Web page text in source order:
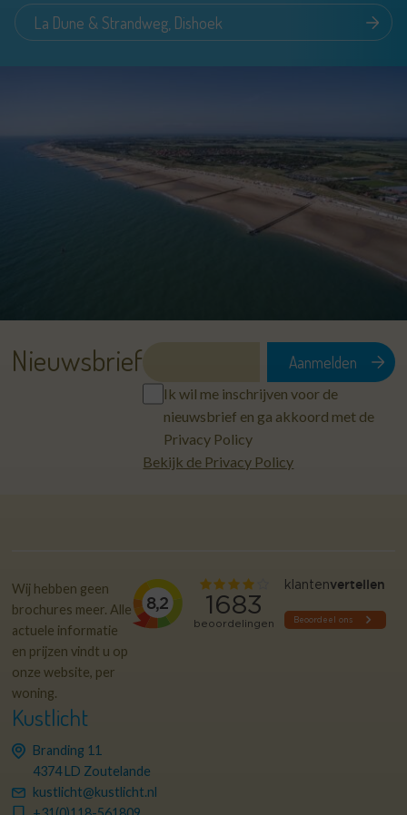
La Dune & Strandweg, Dishoek
Nieuwsbrief
Ik wil me inschrijven voor de
nieuwsbrief en ga akkoord met de
Privacy Policy
Bekijk de Privacy Policy
Wij hebben geen
brochures meer. Alle
actuele informatie
en prijzen vindt u op
onze website, per
woning.
Kustlicht
Branding 11
4374 LD Zoutelande
kustlicht@kustlicht.nl